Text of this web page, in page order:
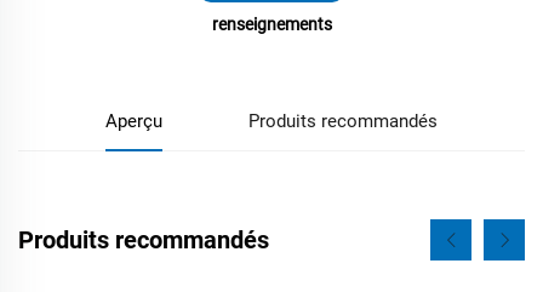
renseignements
Aperçu Produits recommandés
Produits recommandés